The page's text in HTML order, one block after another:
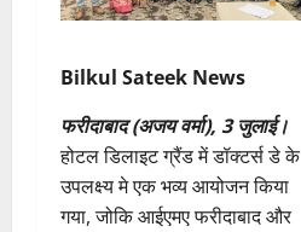
Bilkul Sateek News
फरीदाबाद (अजय वर्मा), 3 जुलाई।
होटल डिलाइट ग्रैंड में डॉक्टर्स डे के
उपलक्ष्य मे एक भव्य आयोजन किया
गया, जोकि आईएमए फरीदाबाद और